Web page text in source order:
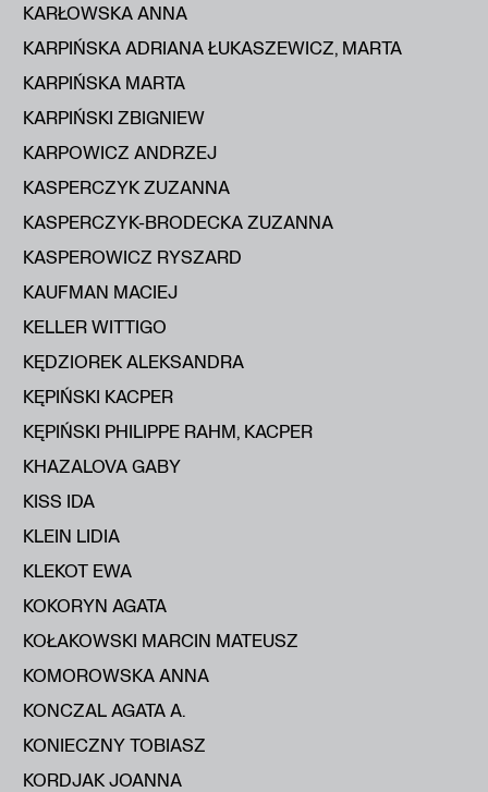
KARŁOWSKA ANNA
KARPIŃSKA ADRIANA ŁUKASZEWICZ, MARTA
KARPIŃSKA MARTA
KARPIŃSKI ZBIGNIEW
KARPOWICZ ANDRZEJ
KASPERCZYK ZUZANNA
KASPERCZYK-BRODECKA ZUZANNA
KASPEROWICZ RYSZARD
KAUFMAN MACIEJ
KELLER WITTIGO
KĘDZIOREK ALEKSANDRA
KĘPIŃSKI KACPER
KĘPIŃSKI PHILIPPE RAHM, KACPER
KHAZALOVA GABY
KISS IDA
KLEIN LIDIA
KLEKOT EWA
KOKORYN AGATA
KOŁAKOWSKI MARCIN MATEUSZ
KOMOROWSKA ANNA
KONCZAL AGATA A.
KONIECZNY TOBIASZ
KORDJAK JOANNA